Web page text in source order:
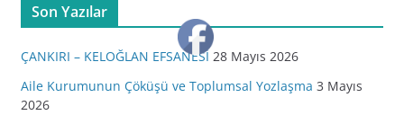
Son Yazılar
ÇANKIRI – KELOĞLAN EFSANESİ 28 Mayıs 2026
Aile Kurumunun Çöküşü ve Toplumsal Yozlaşma 3 Mayıs
2026